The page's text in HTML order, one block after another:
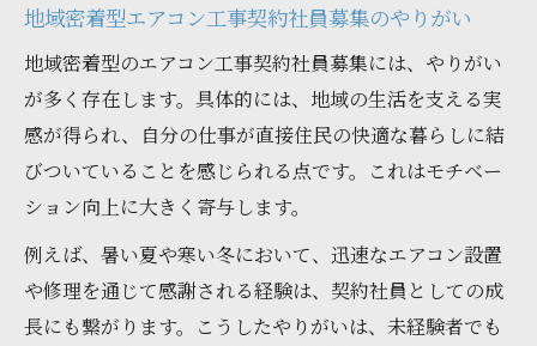
地域密着型エアコン工事契約社員募集のやりがい
地域密着型のエアコン工事契約社員募集には、やりがい
が多く存在します。具体的には、地域の生活を支える実
感が得られ、自分の仕事が直接住民の快適な暮らしに結
びついていることを感じられる点です。これはモチベー
ション向上に大きく寄与します。
例えば、暑い夏や寒い冬において、迅速なエアコン設置
や修理を通じて感謝される経験は、契約社員としての成
長にも繋がります。こうしたやりがいは、未経験者でも